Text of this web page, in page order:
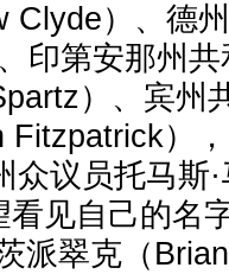
Clyde）、德
印第安那州
）、宾州
Fitzpatrick）
众议员托马斯
见自己的名
派翠克（